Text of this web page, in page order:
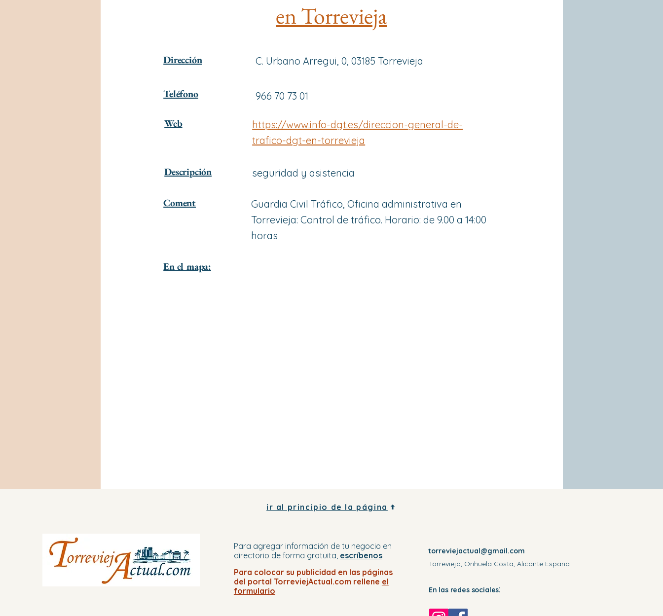
en Torrevieja
Dirección
Teléfono
Web
Descripción
C. Urbano Arregui, 0, 03185 Torrevieja
966 70 73 01
https://www.info-dgt.es/direccion-general-de-
trafico-dgt-en-torrevieja
seguridad y asistencia
Coment
Guardia Civil Tráfico, Oficina administrativa en
Torrevieja: Control de tráfico. Horario: de 9.00 a 14:00
horas
En el mapa:
ir al principio de la página
Para agregar información de tu negocio en
directorio de forma gratuita, escríbenos
Para colocar su publicidad en las páginas
del portal TorreviejActual.com rellene el
formulario
torreviejactual@gmail.com
Torrevieja, Orihuela Costa, Alicante España
En las redes sociales: